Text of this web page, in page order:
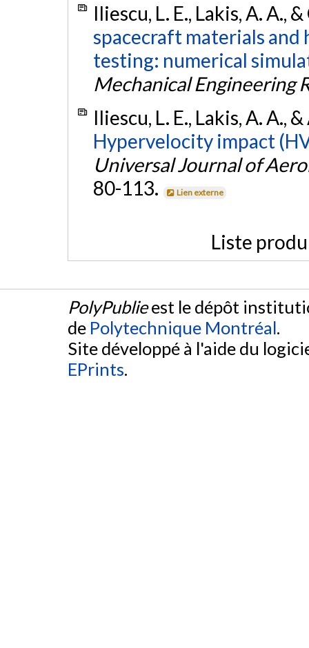
Iliescu, L. E., Lakis, A. A.,
spacecraft materials
testing: numerical
Mechanical Engineering
Iliescu, L. E., Lakis, A. A.,
Hypervelocity impact
Universal Journal of
80-113.
Lien externe
Liste
PolyPublieest le dépôt
de Polytechnique Montréal.
Site développé à l'aide du
EPrints.